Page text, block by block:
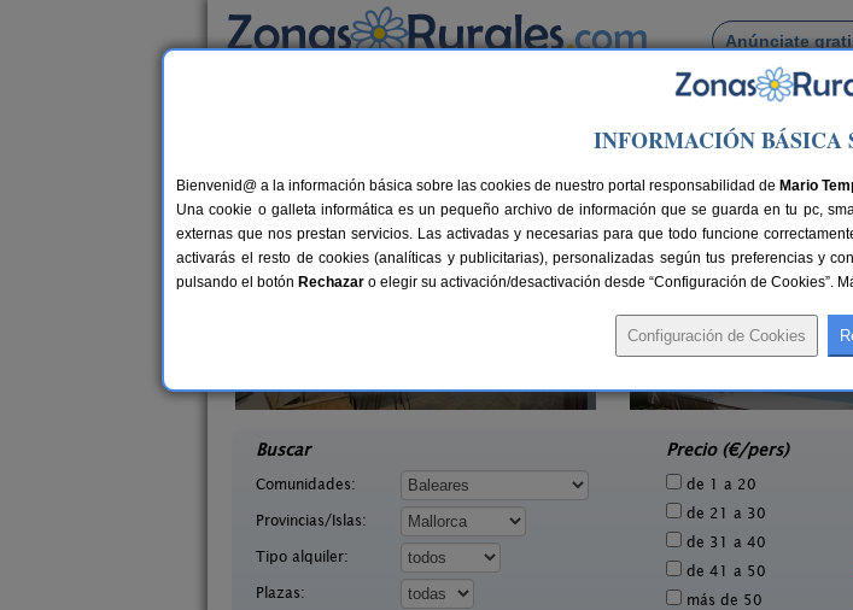
Anúnciate
Busca por pueblo
Casas Rurales cerca de Santanyí
55 €
Sa Rota d´en Palerm
Buscar
Comunidades:
Provincias/Islas:
Tipo alquiler:
Plazas:
Precio (€/pers)
de 1 a 20
de 21 a 30
de 31 a 40
de 41 a 50
más de 50
INFORMACIÓN BÁSICA
Bienvenid@ a la información básica sobre las cookies de nuestro portal responsabilidad de Mario
Una cookie o galleta informática es un pequeño archivo de información que se guarda en tu pc,
externas que nos prestan servicios. Las activadas y necesarias para que todo funcione
activarás el resto de cookies (analíticas y publicitarias), personalizadas según tus preferencias y
pulsando el botón Rechazar o elegir su activación/desactivación desde “Configuración de Cookies”.